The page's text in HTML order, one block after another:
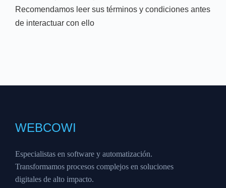
Recomendamos leer sus términos y condiciones antes
de interactuar con ello
WEBCOWI
Especialistas en software y automatización.
Transformamos procesos complejos en soluciones
digitales de alto impacto.